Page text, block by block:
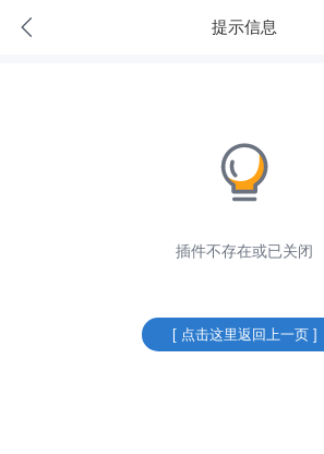
提示信息
插件不存在或已关闭
[ 点击这里返回上一页 ]